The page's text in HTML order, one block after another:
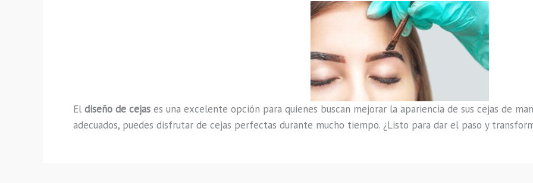
El diseño de cejas es una excelente opción para quienes buscan mejorar la apariencia de sus cejas de
adecuados, puedes disfrutar de cejas perfectas durante mucho tiempo. ¿Listo para dar el paso y